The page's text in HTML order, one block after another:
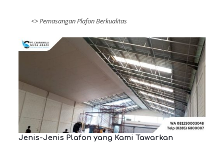
<>Pemasangan Plafon Berkualitas
Jenis-Jenis Plafon yang Kami Tawarkan